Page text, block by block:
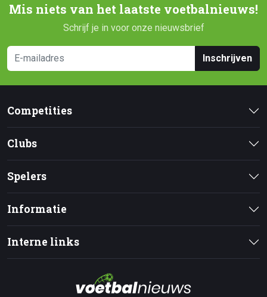
Mis niets van het laatste voetbalnieuws!
Schrijf je in voor onze nieuwsbrief
Inschrijven
Competities
Clubs
Spelers
Informatie
Interne links